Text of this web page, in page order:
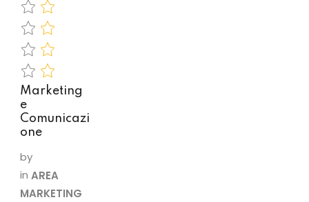
e/o
recuperare il
benessere
psico-fisico
della
persona…
Marketing
e
Comunicazi
one
by
in AREA
MARKETING